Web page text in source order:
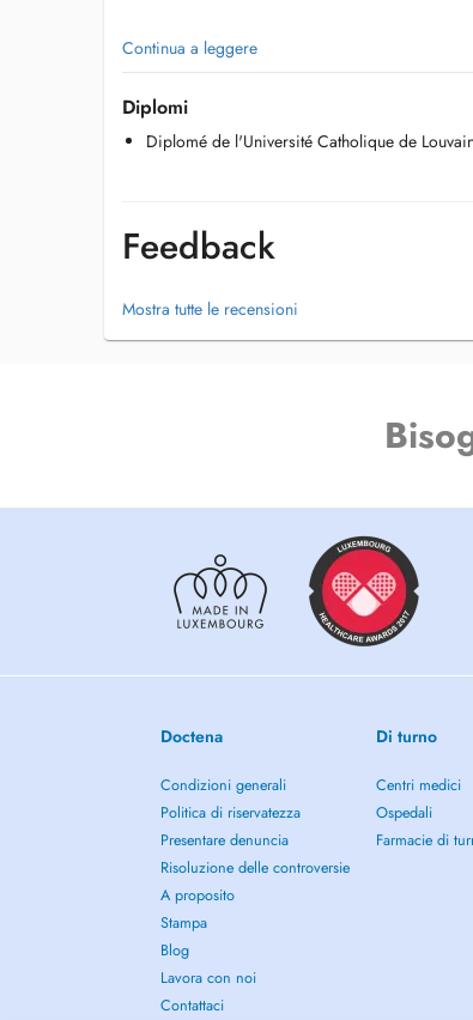
Prothèse
Laserthérapie (Nd Yag; Er Yag; CO2)
Implantologie
Soins pour enfants
Eclaircissement dentaire
Continua a leggere
Diplomi
Diplomé de l'Université Catholique de
Feedback
Mostra tutte le recensioni
Doctena
Condizioni generali
Politica di riservatezza
Presentare denuncia
Risoluzione delle controversie
A proposito
Stampa
Blog
Lavora con noi
Contattaci
Di turno
Centri medici
Ospedali
Farmacie di